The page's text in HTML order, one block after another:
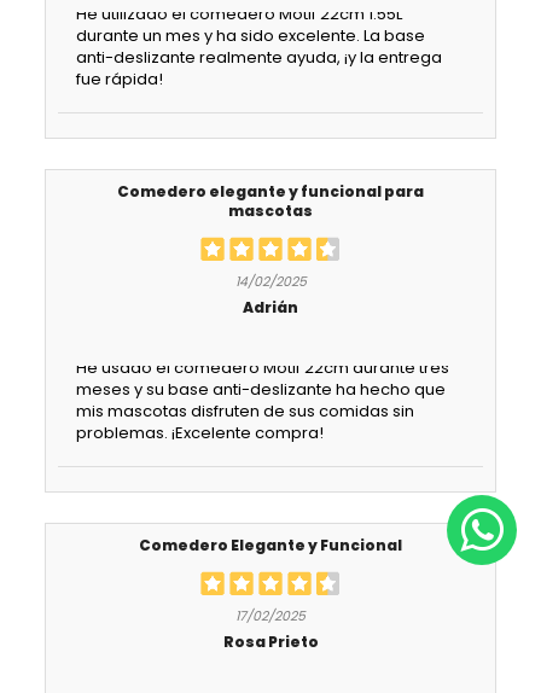
He utilizado el comedero Motif 22cm 1.55L
durante un mes y ha sido excelente. La base
anti-deslizante realmente ayuda, ¡y la entrega
fue rápida!
Comedero elegante y funcional para
mascotas
14/02/2025
Adrián
He usado el comedero Motif 22cm durante tres
meses y su base anti-deslizante ha hecho que
mis mascotas disfruten de sus comidas sin
problemas. ¡Excelente compra!
Comedero Elegante y Funcional
17/02/2025
Rosa Prieto